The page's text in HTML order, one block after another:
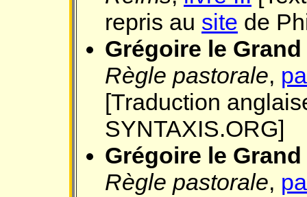
repris au site de
Grégoire le Grand
Règle pastorale,
[Traduction
SYNTAXIS.ORG]
Grégoire le Grand
Règle pastorale,